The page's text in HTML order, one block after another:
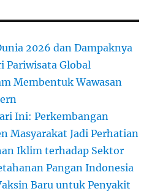
2026 dan Dampaknya
Pariwisata Global
Membentuk Wawasan
Ini: Perkembangan
Masyarakat Jadi Perhatian
Iklim terhadap Sektor
Pangan Indonesia
Baru untuk Penyakit